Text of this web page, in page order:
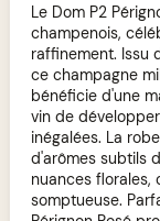
Le Dom P2
champenois,
raffinement. Issu
ce champagne
bénéficie d'une
vin de
inégalées. La
d'arômes subtils
nuances florales,
somptueuse.